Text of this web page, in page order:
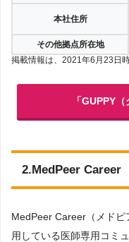
本社住所
その他拠点所在地
掲載情報は、2021年6月23日
「GUPPY
2.MedPeer Career
MedPeer Career（メド
用している医師専用コミ